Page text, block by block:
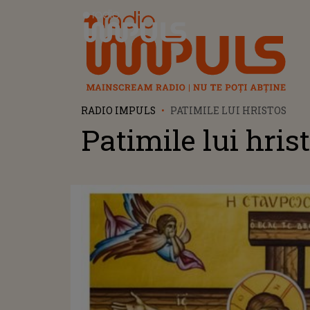
Radio Impuls
RADIO IMPULS PATIMILE LUI HRISTOS
Patimile lui